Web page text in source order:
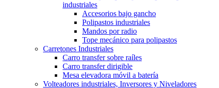
industriales
Accesorios bajo gancho
Polipastos industriales
Mandos por radio
Tope mecánico para polipastos
Carretones Industriales
Carro transfer sobre raíles
Carro transfer dirigible
Mesa elevadora móvil a batería
Volteadores industriales, Inversores y Niveladores